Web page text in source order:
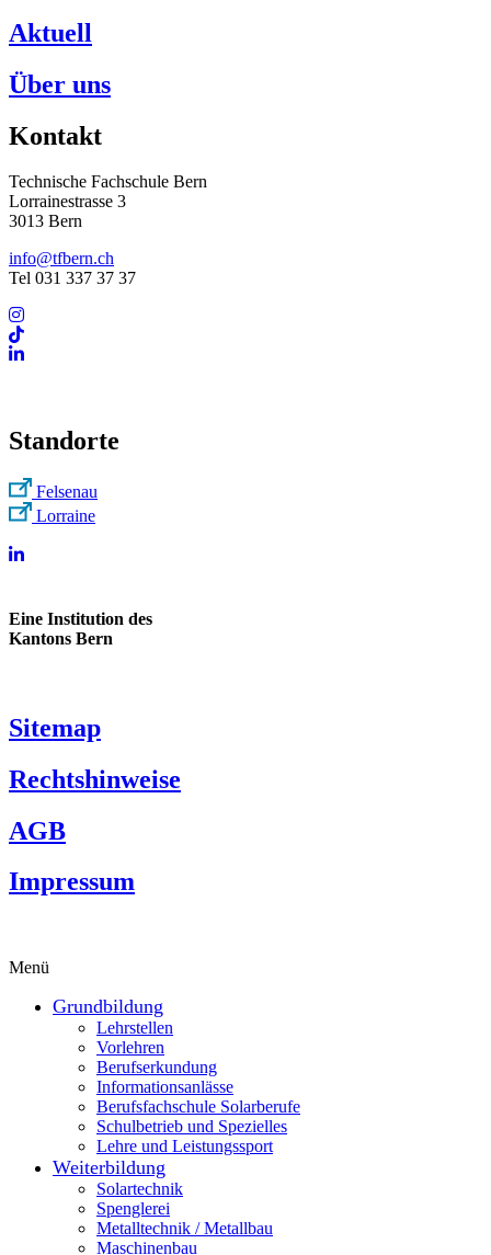
Aktuell
Über uns
Kontakt
Technische Fachschule Bern
Lorrainestrasse 3
3013 Bern
info@tfbern.ch
Tel 031 337 37 37
Standorte
Felsenau
Lorraine
Eine Institution des
Kantons Bern
Sitemap
Rechtshinweise
AGB
Impressum
Menü
Grundbildung
Lehrstellen
Vorlehren
Berufserkundung
Informationsanlässe
Berufsfachschule Solarberufe
Schulbetrieb und Spezielles
Lehre und Leistungssport
Weiterbildung
Solartechnik
Spenglerei
Metalltechnik / Metallbau
Maschinenbau